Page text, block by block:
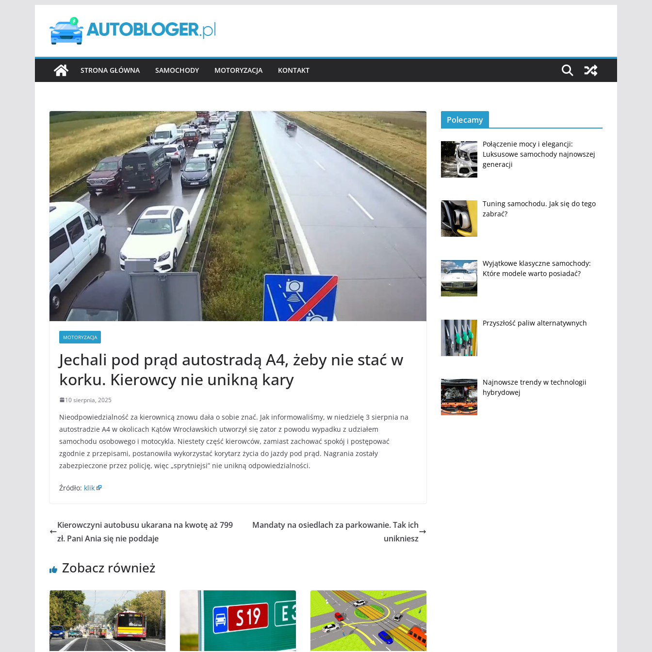
treści
STRONA GŁÓWNA SAMOCHODY MOTORYZACJA KONTAKT
MOTORYZACJA
Jechali pod prąd autostradą A4, żeby nie stać w
korku. Kierowcy nie unikną kary
10 sierpnia, 2025
Nieodpowiedzialność za kierownicą znowu dała o sobie znać. Jak informowaliśmy, w niedzielę 3 sierpnia na
autostradzie A4 w okolicach Kątów Wrocławskich utworzył się zator z powodu wypadku z udziałem
samochodu osobowego i motocykla. Niestety część kierowców, zamiast zachować spokój i postępować
zgodnie z przepisami, postanowiła wykorzystać korytarz życia do jazdy pod prąd. Nagrania zostały
zabezpieczone przez policję, więc „sprytniejsi” nie unikną odpowiedzialności.
Źródło: klik
Kierowczyni autobusu ukarana na kwotę aż 799
zł. Pani Ania się nie poddaje
Mandaty na osiedlach za parkowanie. Tak ich
unikniesz
Zobacz również
Polecamy
Połączenie mocy i elegancji:
Luksusowe samochody najnowszej
generacji
Tuning samochodu. Jak się do tego
zabrać?
Wyjątkowe klasyczne samochody:
Które modele warto posiadać?
Przyszłość paliw alternatywnych
Najnowsze trendy w technologii
hybrydowej